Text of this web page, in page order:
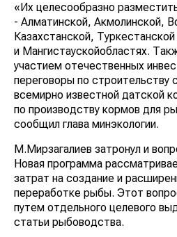
«Их целесообразно
- Алматинской, Акмолинской,
Казахстанской, Туркестанской
и Мангистаускойобластях.
участием отечественных
переговоры по строительству
всемирно известной датской
по производству кормов для
сообщил глава минэкологии.
М.Мирзагалиев затронул и
Новая программа
затрат на создание и
переработке рыбы. Этот
путем отдельного целевого
статьи рыбоводства.